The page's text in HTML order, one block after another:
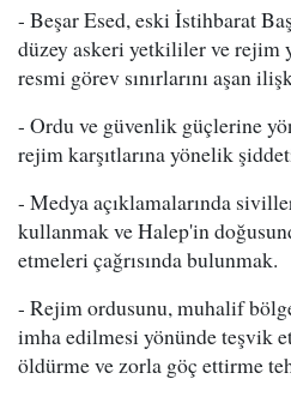
- Beşar Esed, eski İstihbarat
düzey askeri yetkililer ve rejim
resmi görev sınırlarını aşan
- Ordu ve güvenlik güçlerine
rejim karşıtlarına yönelik
- Medya açıklamalarında
kullanmak ve Halep'in
etmeleri çağrısında bulunmak.
- Rejim ordusunu, muhalif
imha edilmesi yönünde teşvik
öldürme ve zorla göç ettirme